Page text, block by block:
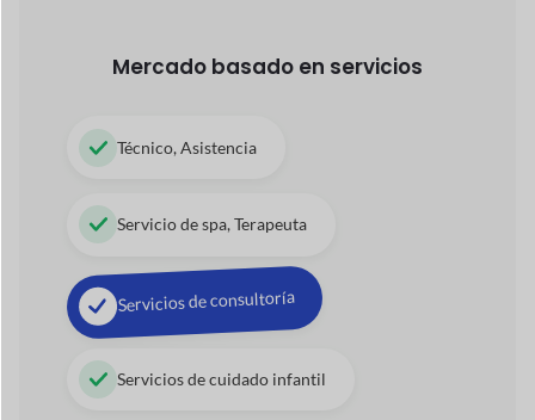
Mercado basado en servicios
Técnico, Asistencia
Servicio de spa, Terapeuta
Servicios de consultoría
Servicios de cuidado infantil